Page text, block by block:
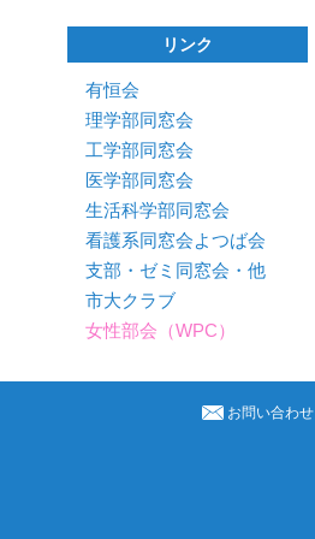
リンク
有恒会
理学部同窓会
工学部同窓会
医学部同窓会
生活科学部同窓会
看護系同窓会よつば会
支部・ゼミ同窓会・他
市大クラブ
女性部会（WPC）
お問い合わせ